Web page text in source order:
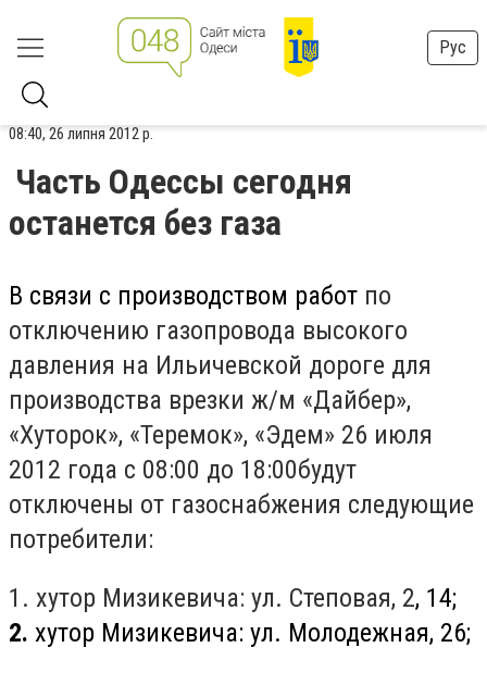
Рус
08:40, 26 липня 2012 р.
Часть Одессы сегодня
останется без газа
В связи с производством работ по
отключению газопровода высокого
давления на Ильичевской дороге для
производства врезки ж/м «Дайбер»,
«Хуторок», «Теремок», «Эдем» 26 июля
2012 года с 08:00 до 18:00будут
отключены от газоснабжения следующие
потребители:
1. хутор Мизикевича: ул. Степовая, 2, 14;
2. хутор Мизикевича: ул. Молодежная, 26;